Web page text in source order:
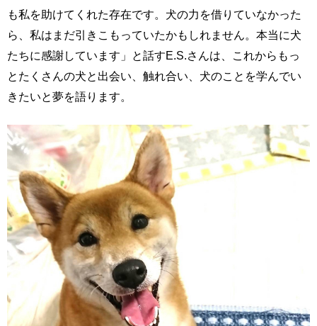
も私を助けてくれた存在です。犬の力を借りていなかった
ら、私はまだ引きこもっていたかもしれません。本当に犬
たちに感謝しています」と話すE.S.さんは、これからもっ
とたくさんの犬と出会い、触れ合い、犬のことを学んでい
きたいと夢を語ります。